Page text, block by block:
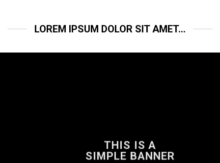
LOREM IPSUM DOLOR SIT AMET...
THIS IS A
SIMPLE BANNER